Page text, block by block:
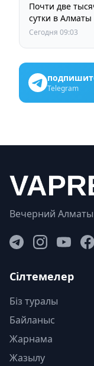
Почти две
сутки в Алматы
Сегодня 09:03
Telegram
Вечерний
Сілтемелер
Біз туралы
Байланыс
Жарнама
Жазылу